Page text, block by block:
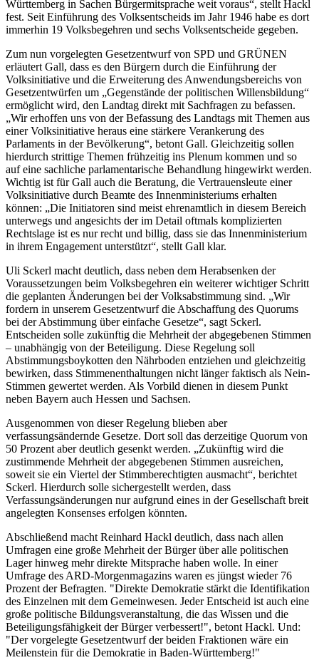
Württemberg in Sachen Bürgermitsprache weit voraus“, stellt Hackl
fest. Seit Einführung des Volksentscheids im Jahr 1946 habe es dort
immerhin 19 Volksbegehren und sechs Volksentscheide gegeben.
Zum nun vorgelegten Gesetzentwurf von SPD und GRÜNEN
erläutert Gall, dass es den Bürgern durch die Einführung der
Volksinitiative und die Erweiterung des Anwendungsbereichs von
Gesetzentwürfen um „Gegenstände der politischen Willensbildung“
ermöglicht wird, den Landtag direkt mit Sachfragen zu befassen.
„Wir erhoffen uns von der Befassung des Landtags mit Themen aus
einer Volksinitiative heraus eine stärkere Verankerung des
Parlaments in der Bevölkerung“, betont Gall. Gleichzeitig sollen
hierdurch strittige Themen frühzeitig ins Plenum kommen und so
auf eine sachliche parlamentarische Behandlung hingewirkt werden.
Wichtig ist für Gall auch die Beratung, die Vertrauensleute einer
Volksinitiative durch Beamte des Innenministeriums erhalten
können: „Die Initiatoren sind meist ehrenamtlich in diesem Bereich
unterwegs und angesichts der im Detail oftmals komplizierten
Rechtslage ist es nur recht und billig, dass sie das Innenministerium
in ihrem Engagement unterstützt“, stellt Gall klar.
Uli Sckerl macht deutlich, dass neben dem Herabsenken der
Voraussetzungen beim Volksbegehren ein weiterer wichtiger Schritt
die geplanten Änderungen bei der Volksabstimmung sind. „Wir
fordern in unserem Gesetzentwurf die Abschaffung des Quorums
bei der Abstimmung über einfache Gesetze“, sagt Sckerl.
Entscheiden solle zukünftig die Mehrheit der abgegebenen Stimmen
– unabhängig von der Beteiligung. Diese Regelung soll
Abstimmungsboykotten den Nährboden entziehen und gleichzeitig
bewirken, dass Stimmenenthaltungen nicht länger faktisch als Nein-
Stimmen gewertet werden. Als Vorbild dienen in diesem Punkt
neben Bayern auch Hessen und Sachsen.
Ausgenommen von dieser Regelung blieben aber
verfassungsändernde Gesetze. Dort soll das derzeitige Quorum von
50 Prozent aber deutlich gesenkt werden. „Zukünftig wird die
zustimmende Mehrheit der abgegebenen Stimmen ausreichen,
soweit sie ein Viertel der Stimmberechtigten ausmacht“, berichtet
Sckerl. Hierdurch solle sichergestellt werden, dass
Verfassungsänderungen nur aufgrund eines in der Gesellschaft breit
angelegten Konsenses erfolgen könnten.
Abschließend macht Reinhard Hackl deutlich, dass nach allen
Umfragen eine große Mehrheit der Bürger über alle politischen
Lager hinweg mehr direkte Mitsprache haben wolle. In einer
Umfrage des ARD-Morgenmagazins waren es jüngst wieder 76
Prozent der Befragten. "Direkte Demokratie stärkt die Identifikation
des Einzelnen mit dem Gemeinwesen. Jeder Entscheid ist auch eine
große politische Bildungsveranstaltung, die das Wissen und die
Beteiligungsfähigkeit der Bürger verbessert!", betont Hackl. Und:
"Der vorgelegte Gesetzentwurf der beiden Fraktionen wäre ein
Meilenstein für die Demokratie in Baden-Württemberg!"